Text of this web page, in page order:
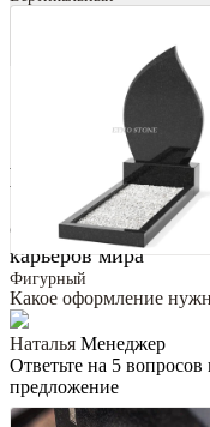
Фигурный
Какое оформление
Наталья Менеджер
Ответьте на 5
предложение
Виды гранита
Самый большой
карьеров мира